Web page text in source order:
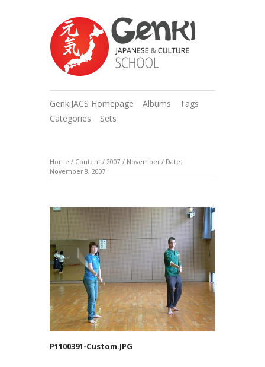
GenkiJACS Homepage Albums
Tags
Categories
Sets
Home / Content / 2007 / November/ Date:
November 8, 2007
P1100391-Custom.JPG